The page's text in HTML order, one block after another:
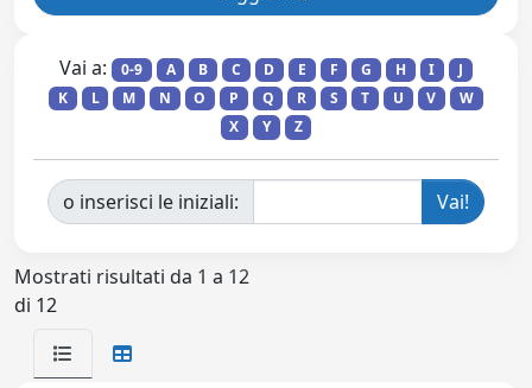
Vai a: 0-9 A B C D E F G H I
J
K
L M N O P Q R S T U V
W
X
Y Z
o inserisci le iniziali:
Mostrati risultati da 1 a 12
di 12